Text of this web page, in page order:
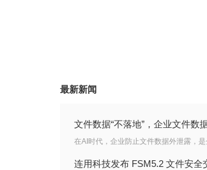
最新新闻
文件数据“不落地”，企业文件数
连用科技发布 FSM5.2 文件安